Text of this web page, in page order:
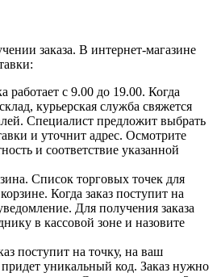
заказа. В интернет-магазине
работает с 9.00 до 19.00. Когда
курьерская служба свяжется
Специалист предложит выбрать
и уточнит адрес. Осмотрите
и соответствие указанной
Список торговых точек для
Когда заказ поступит на
Для получения заказа
в кассовой зоне и назовите
поступит на точку, на ваш
уникальный код. Заказ нужно